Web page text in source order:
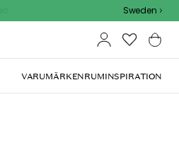
Sweden
VARUMÄRKENRUMINSPIRATION